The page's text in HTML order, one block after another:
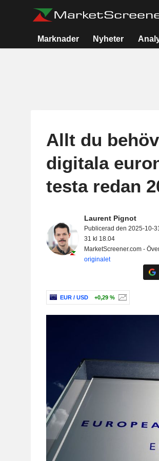
Marknader Nyheter
Allt du
digitala
testa redan
Laurent Pignot
Publicerad den 2025-10-
31 kl 18.04
MarketScreener.com -
originalet
EUR / USD +0,29 %